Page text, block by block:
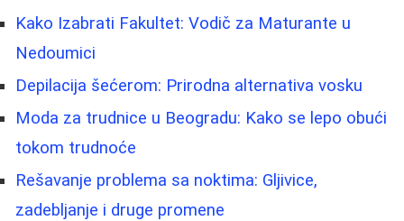
Kako Izabrati Fakultet: Vodič za Maturante u
Nedoumici
Depilacija šećerom: Prirodna alternativa vosku
Moda za trudnice u Beogradu: Kako se lepo obući
tokom trudnoće
Rešavanje problema sa noktima: Gljivice,
zadebljanje i druge promene